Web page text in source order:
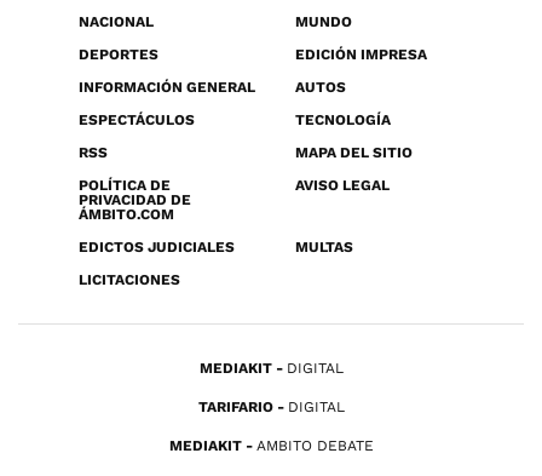
NACIONAL
MUNDO
DEPORTES
EDICIÓN IMPRESA
INFORMACIÓN GENERAL
AUTOS
ESPECTÁCULOS
TECNOLOGÍA
RSS
MAPA DEL SITIO
POLÍTICA DE
PRIVACIDAD DE
ÁMBITO.COM
AVISO LEGAL
EDICTOS JUDICIALES
MULTAS
LICITACIONES
MEDIAKIT DIGITAL
TARIFARIO DIGITAL
MEDIAKIT AMBITO DEBATE